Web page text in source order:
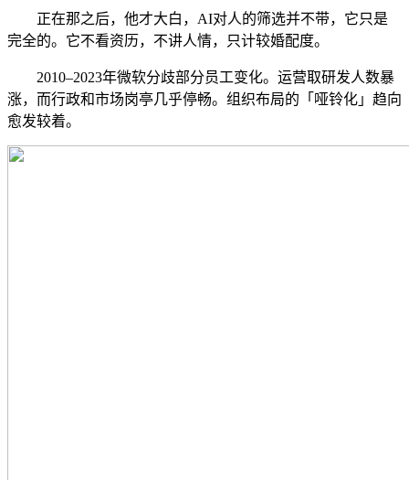
正在那之后，他才大白，AI对人的筛选并不带，它只是
完全的。它不看资历，不讲人情，只计较婚配度。
2010–2023年微软分歧部分员工变化。运营取研发人数暴
涨，而行政和市场岗亭几乎停畅。组织布局的「哑铃化」趋向
愈发较着。